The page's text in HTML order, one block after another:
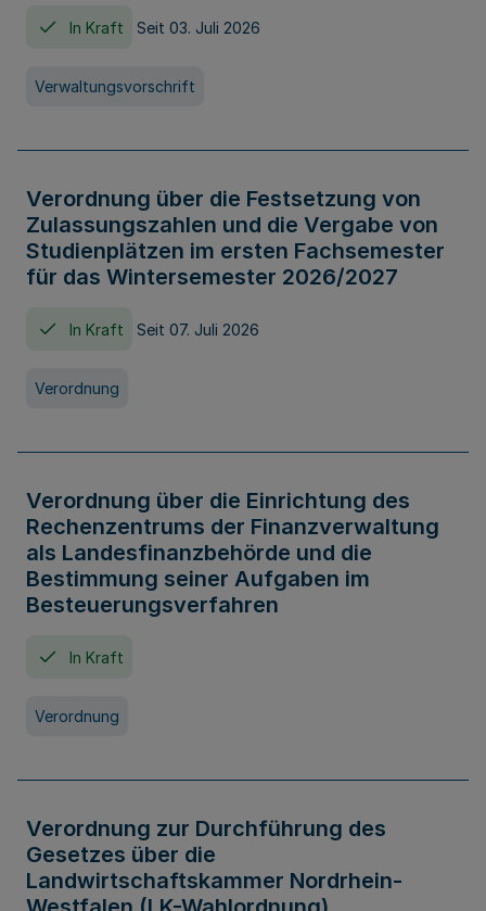
In Kraft Seit 03. Juli 2026
Verwaltungsvorschrift
Verordnung über die Festsetzung von
Zulassungszahlen und die Vergabe von
Studienplätzen im ersten Fachsemester
für das Wintersemester 2026/2027
In Kraft Seit 07. Juli 2026
Verordnung
Verordnung über die Einrichtung des
Rechenzentrums der Finanzverwaltung
als Landesfinanzbehörde und die
Bestimmung seiner Aufgaben im
Besteuerungsverfahren
In Kraft
Verordnung
Verordnung zur Durchführung des
Gesetzes über die
Landwirtschaftskammer Nordrhein-